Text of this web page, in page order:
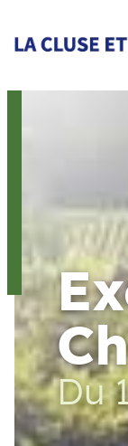
Du